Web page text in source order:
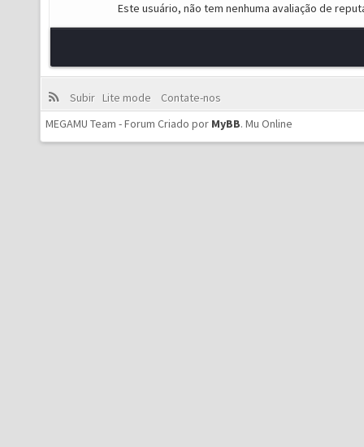
Este usuário, não tem nenhuma avaliação de
Subir Lite mode
Contate-nos
MEGAMU Team - Forum Criado por MyBB. Mu Online